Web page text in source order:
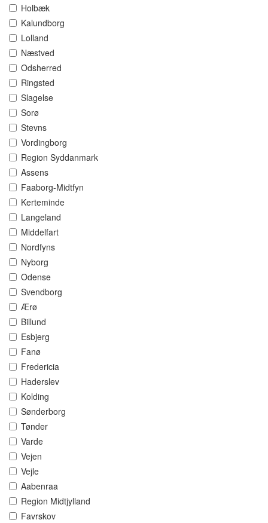
Holbæk
Kalundborg
Lolland
Næstved
Odsherred
Ringsted
Slagelse
Sorø
Stevns
Vordingborg
Region Syddanmark
Assens
Faaborg-Midtfyn
Kerteminde
Langeland
Middelfart
Nordfyns
Nyborg
Odense
Svendborg
Ærø
Billund
Esbjerg
Fanø
Fredericia
Haderslev
Kolding
Sønderborg
Tønder
Varde
Vejen
Vejle
Aabenraa
Region Midtjylland
Favrskov